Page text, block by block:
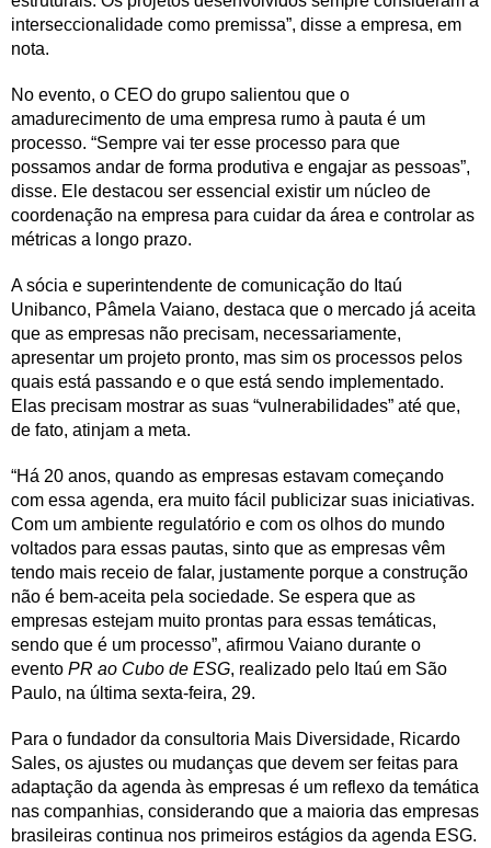
interseccionalidade como premissa”, disse a empresa, em
nota.
No evento, o CEO do grupo salientou que o
amadurecimento de uma empresa rumo à pauta é um
processo. “Sempre vai ter esse processo para que
possamos andar de forma produtiva e engajar as pessoas”,
disse. Ele destacou ser essencial existir um núcleo de
coordenação na empresa para cuidar da área e controlar as
métricas a longo prazo.
A sócia e superintendente de comunicação do Itaú
Unibanco, Pâmela Vaiano, destaca que o mercado já aceita
que as empresas não precisam, necessariamente,
apresentar um projeto pronto, mas sim os processos pelos
quais está passando e o que está sendo implementado.
Elas precisam mostrar as suas “vulnerabilidades” até que,
de fato, atinjam a meta.
“Há 20 anos, quando as empresas estavam começando
com essa agenda, era muito fácil publicizar suas iniciativas.
Com um ambiente regulatório e com os olhos do mundo
voltados para essas pautas, sinto que as empresas vêm
tendo mais receio de falar, justamente porque a construção
não é bem-aceita pela sociedade. Se espera que as
empresas estejam muito prontas para essas temáticas,
sendo que é um processo”, afirmou Vaiano durante o
evento PR ao Cubo de ESG, realizado pelo Itaú em São
Paulo, na última sexta-feira, 29.
Para o fundador da consultoria Mais Diversidade, Ricardo
Sales, os ajustes ou mudanças que devem ser feitas para
adaptação da agenda às empresas é um reflexo da temática
nas companhias, considerando que a maioria das empresas
brasileiras continua nos primeiros estágios da agenda ESG.